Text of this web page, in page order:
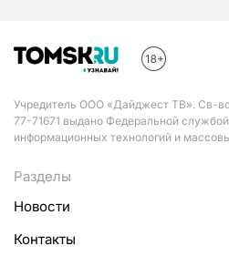
Учредитель ООО «Дайджест ТВ». Св-
77-71671 выдано Федеральной
информационных технологий и
Разделы
Новости
Контакты